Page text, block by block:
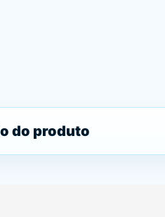
do produto